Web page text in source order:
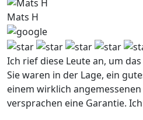
Mats H
Ich rief diese Leute an, um
Sie waren in der Lage, ein
einem wirklich
versprachen eine Garantie.